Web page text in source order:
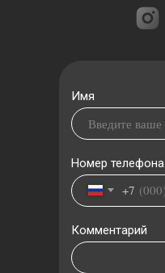
Имя
Номер телефона
+7
Комментарий